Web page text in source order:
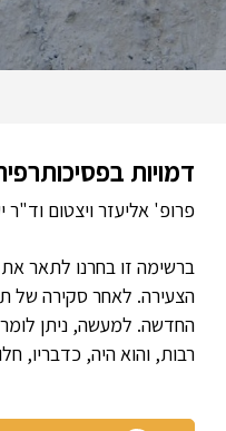
דמויות בפסיכותרפיה : אריך
פרופ' אליעזר ויצטום וד"ר
ברשימה זו בחרנו לתאר
הצעירה. לאחר סקירה של
החדשה. למעשה, ניתן
רבות, והוא היה, כדבריו,